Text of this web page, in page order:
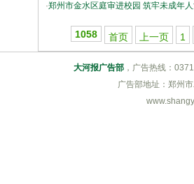
·郑州市金水区庭审进校园 筑牢未成年
1058 首页 上一页 1
大河报广告部 ，广告热线：
广告部地址：郑州